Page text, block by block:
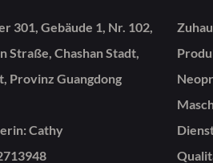
301, Gebäude 1, Nr. 102,
Straße, Chashan Stadt,
Provinz Guangdong
Cathy